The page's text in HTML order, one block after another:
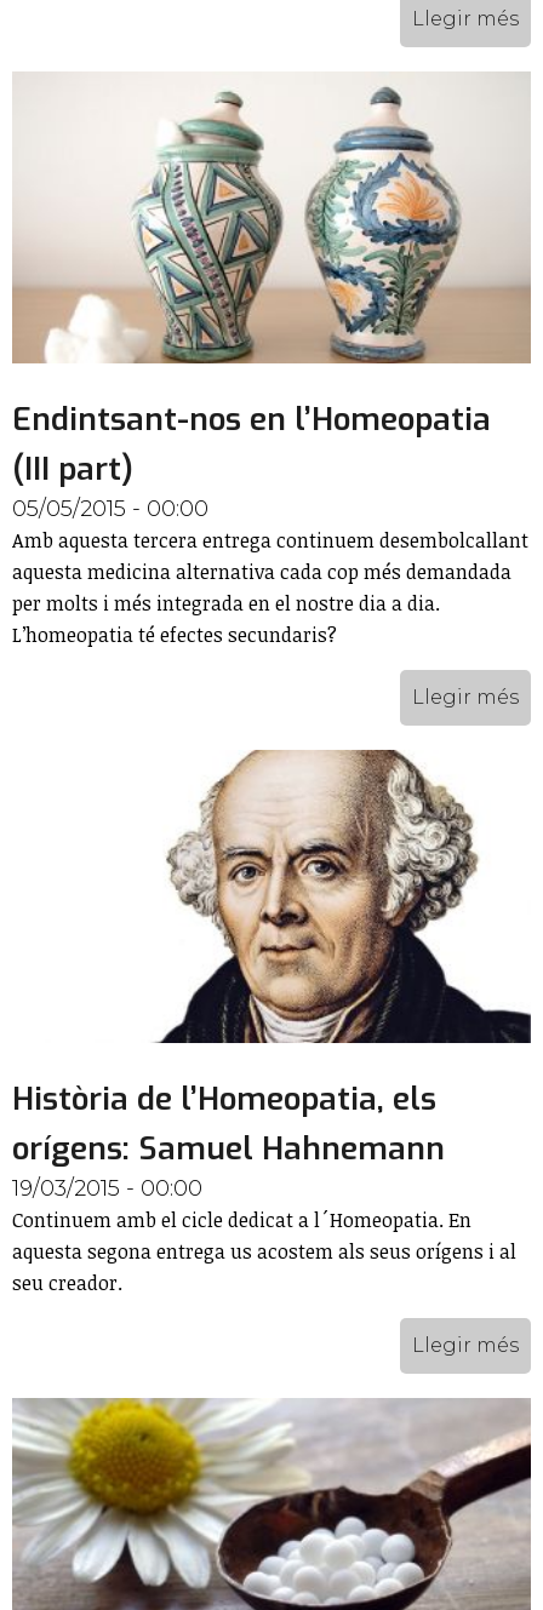
Llegir més
Endintsant-nos en l’Homeopatia
(III part)
05/05/2015 - 00:00
Amb aquesta tercera entrega continuem desembolcallant
aquesta medicina alternativa cada cop més demandada
per molts i més integrada en el nostre dia a dia.
L’homeopatia té efectes secundaris?
Llegir més
Història de l’Homeopatia, els
orígens: Samuel Hahnemann
19/03/2015 - 00:00
Continuem amb el cicle dedicat a l´Homeopatia. En
aquesta segona entrega us acostem als seus orígens i al
seu creador.
Llegir més